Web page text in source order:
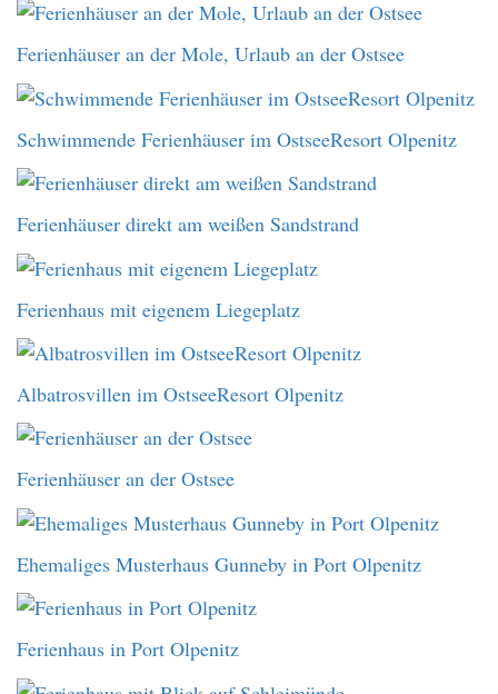
Ferienhäuser an der Mole, Urlaub an der Ostsee
Schwimmende Ferienhäuser im OstseeResort Olpenitz
Ferienhäuser direkt am weißen Sandstrand
Ferienhaus mit eigenem Liegeplatz
Albatrosvillen im OstseeResort Olpenitz
Ferienhäuser an der Ostsee
Ehemaliges Musterhaus Gunneby in Port Olpenitz
Ferienhaus in Port Olpenitz